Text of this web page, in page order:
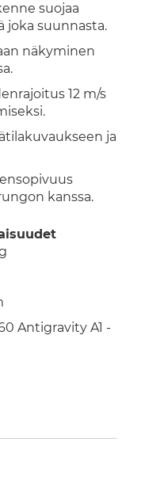
suojaa
joka suunnasta.
näkyminen
12 m/s
ja
kanssa.
Antigravity A1 -